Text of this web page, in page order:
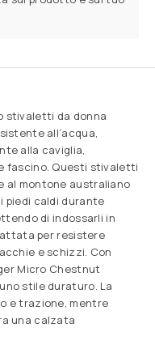
stivaletti da donna
all’acqua,
alla caviglia,
fascino. Questi stivaletti
al montone australiano
piedi caldi durante
di indossarli in
per resistere
e schizzi. Con
Micro Chestnut
stile duraturo. La
e trazione, mentre
una calzata